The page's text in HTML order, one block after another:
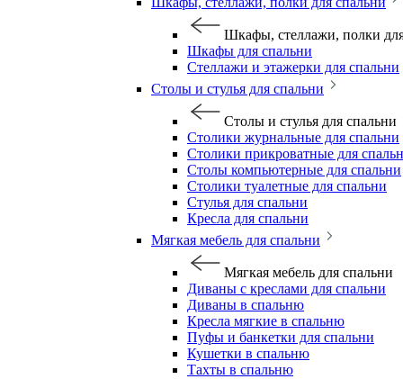
Шкафы, стеллажи, полки
Шкафы для спальни
Стеллажи и этажерки для спальни
Столы и стулья для спальни
Столы и стулья для спальни
Столики журнальные для спальни
Столики прикроватные для
Столы компьютерные для спальни
Столики туалетные для спальни
Стулья для спальни
Кресла для спальни
Мягкая мебель для спальни
Мягкая мебель для спальни
Диваны с креслами для спальни
Диваны в спальню
Кресла мягкие в спальню
Пуфы и банкетки для спальни
Кушетки в спальню
Тахты в спальню